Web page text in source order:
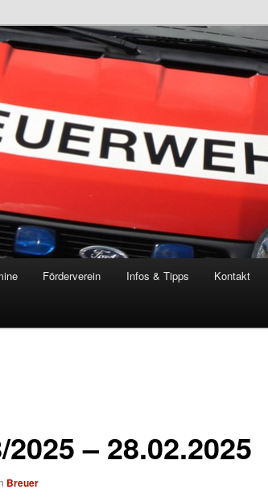
Förderverein Infos & Tipps Kontakt
– 28.02.2025
Breuer